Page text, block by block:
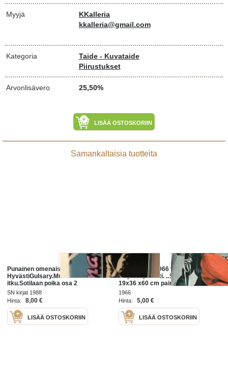
Myyjä
KKalleria
kkalleria@gmail.com
Kategoria
Taide - Kuvataide
Piirustukset
Arvonlisävero 25,50%
LISÄÄ OSTOSKORIIN
Samankaltaisia tuotteita
Punainen omenaisä ja poika
HyvästiGulsary.Muuttolinnun
itku.Sotilaan poika osa 2
SN kirjat 1988
Hinta:
8,00 €
LISÄÄ OSTOSKORIIN
joka poika 2 1966 vakitan tarjous
helposti paketti. ..S ja M KOKO
19x36 x60 cm paino 35kg
POSTIMAKSU 5e.
1966
Hinta:
5,00 €
LISÄÄ OSTOSKORIIN